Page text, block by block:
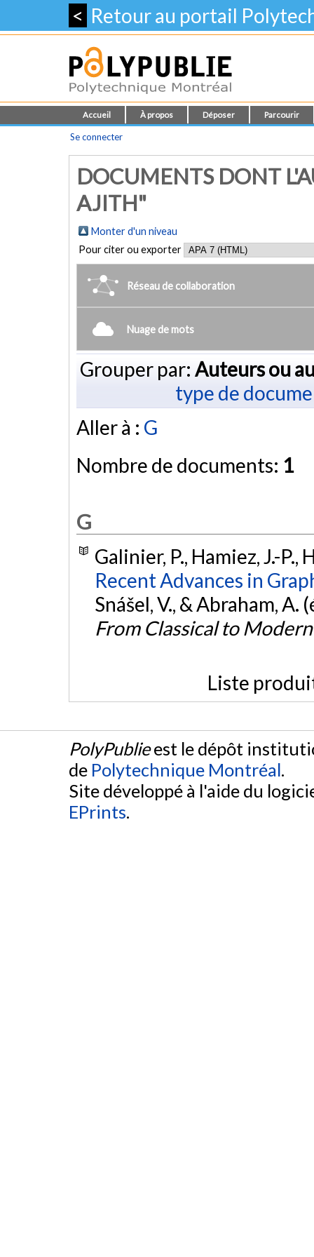
< Retour au portail
Accueil À propos Déposer Parcourir
Se connecter
DOCUMENTS DONT
AJITH"
Monter d'un niveau
Pour citer ou exporter
Réseau de collaboration
Nuage de mots
Grouper par: Auteurs ou
type de
Aller à : G
Nombre de documents: 1
G
Galinier, P., Hamiez, J.-P.,
Recent Advances in
Snášel, V., & Abraham, A.
From Classical to
Liste
PolyPublieest le dépôt
de Polytechnique Montréal.
Site développé à l'aide du
EPrints.